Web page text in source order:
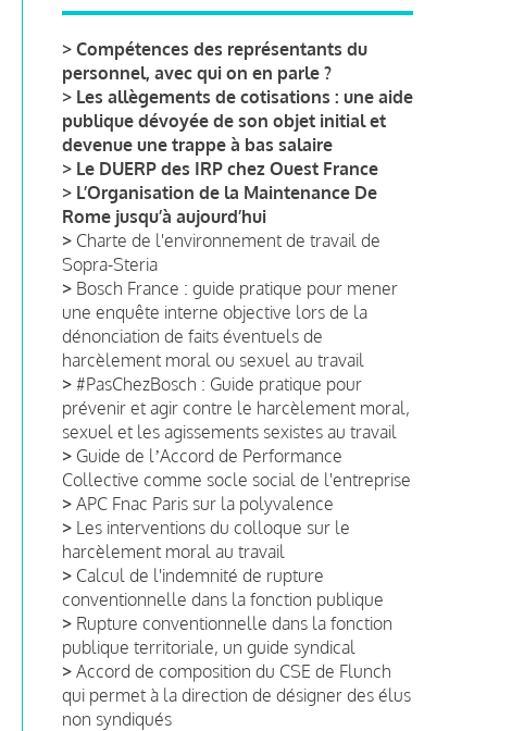
> Compétences des représentants du
personnel, avec qui on en parle ?
> Les allègements de cotisations : une aide
publique dévoyée de son objet initial et
devenue une trappe à bas salaire
> Le DUERP des IRP chez Ouest France
> L’Organisation de la Maintenance De
Rome jusqu’à aujourd’hui
> Charte de l'environnement de travail de
Sopra-Steria
> Bosch France : guide pratique pour mener
une enquête interne objective lors de la
dénonciation de faits éventuels de
harcèlement moral ou sexuel au travail
> #PasChezBosch : Guide pratique pour
prévenir et agir contre le harcèlement moral,
sexuel et les agissements sexistes au travail
> Guide de lʼAccord de Performance
Collective comme socle social de l'entreprise
> APC Fnac Paris sur la polyvalence
> Les interventions du colloque sur le
harcèlement moral au travail
> Calcul de l'indemnité de rupture
conventionnelle dans la fonction publique
> Rupture conventionnelle dans la fonction
publique territoriale, un guide syndical
> Accord de composition du CSE de Flunch
qui permet à la direction de désigner des élus
non syndiqués